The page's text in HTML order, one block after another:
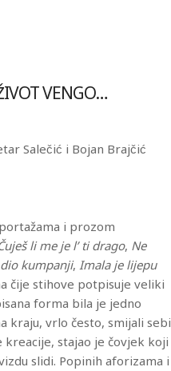
VENGO…
Salečić i Bojan Brajčić
i prozom
li me je l’ ti drago, Ne
kumpanji, Imala je lijepu
čije stihove potpisuje veliki
forma bila je jedno
kraju, vrlo često, smijali sebi
kreacije, stajao je čovjek koji
slidi. Popinih aforizama i